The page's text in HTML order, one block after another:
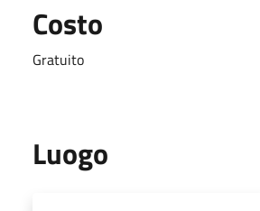
Costo
Gratuito
Luogo